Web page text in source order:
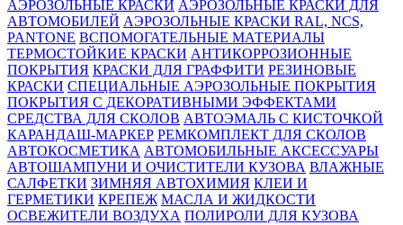
АЭРОЗОЛЬНЫЕ КРАСКИ АЭРОЗОЛЬНЫЕ КРАСКИ ДЛЯ
АВТОМОБИЛЕЙ АЭРОЗОЛЬНЫЕ КРАСКИ RAL, NCS,
PANTONE ВСПОМОГАТЕЛЬНЫЕ МАТЕРИАЛЫ
ТЕРМОСТОЙКИЕ КРАСКИ АНТИКОРРОЗИОННЫЕ
ПОКРЫТИЯ КРАСКИ ДЛЯ ГРАФФИТИ РЕЗИНОВЫЕ
КРАСКИ СПЕЦИАЛЬНЫЕ АЭРОЗОЛЬНЫЕ ПОКРЫТИЯ
ПОКРЫТИЯ С ДЕКОРАТИВНЫМИ ЭФФЕКТАМИ
СРЕДСТВА ДЛЯ СКОЛОВ АВТОЭМАЛЬ С КИСТОЧКОЙ
КАРАНДАШ-МАРКЕР РЕМКОМПЛЕКТ ДЛЯ СКОЛОВ
АВТОКОСМЕТИКА АВТОМОБИЛЬНЫЕ АКСЕССУАРЫ
АВТОШАМПУНИ И ОЧИСТИТЕЛИ КУЗОВА ВЛАЖНЫЕ
САЛФЕТКИ ЗИМНЯЯ АВТОХИМИЯ КЛЕИ И
ГЕРМЕТИКИ КРЕПЕЖ МАСЛА И ЖИДКОСТИ
ОСВЕЖИТЕЛИ ВОЗДУХА ПОЛИРОЛИ ДЛЯ КУЗОВА